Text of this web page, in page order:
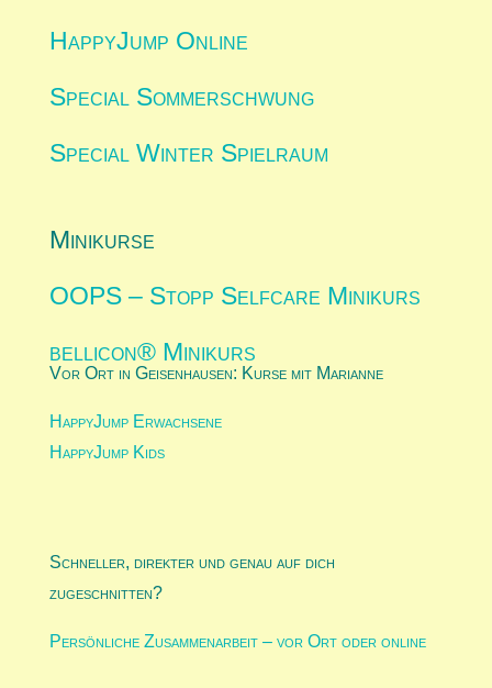
HappyJump Online
Special Sommerschwung
Special Winter Spielraum
Minikurse
OOPS – Stopp Selfcare Minikurs
bellicon® Minikurs
Vor Ort in Geisenhausen: Kurse mit Marianne
HappyJump Erwachsene
HappyJump Kids
Schneller, direkter und genau auf dich
zugeschnitten?
Persönliche Zusammenarbeit – vor Ort oder online